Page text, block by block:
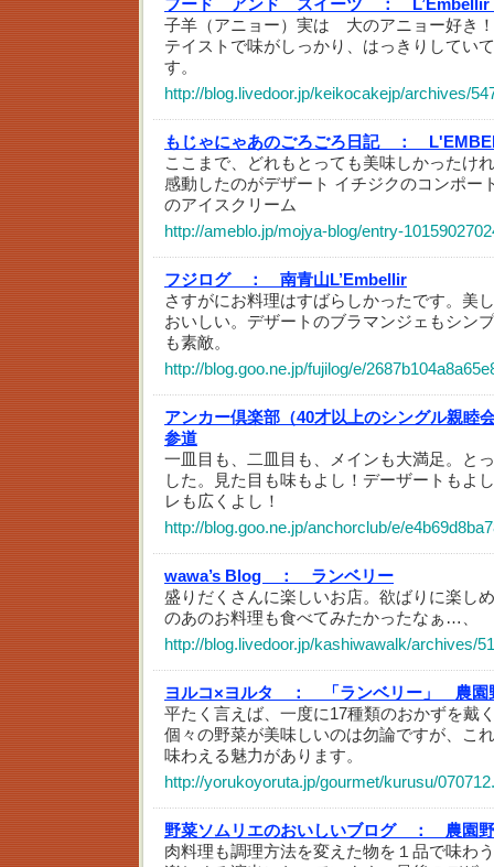
フード アンド スイーツ ：
子羊（アニョー）実は 大のアニョー好き
テイストで味がしっかり、はっきりしてい
す。
http://blog.livedoor.jp/keikocakejp/archives/
もじゃにゃあのごろごろ日記 ：
ここまで、どれもとっても美味しかったけ
感動したのがデザート イチジクのコンポー
のアイスクリーム
http://ameblo.jp/mojya-blog/entry-
フジログ ：
南青山L’Embellir
さすがにお料理はすばらしかったです。美
おいしい。デザートのブラマンジェもシン
も素敵。
http://blog.goo.ne.jp/fujilog/e/
アンカー倶楽部（40才以上のシングル親
参道
一皿目も、二皿目も、メインも大満足。と
した。見た目も味もよし！デーザートもよ
レも広くよし！
http://blog.goo.ne.jp/anchorclub/e/
wawa’s Blog ：
ランベリー
盛りだくさんに楽しいお店。欲ばりに楽し
のあのお料理も食べてみたかったなぁ…、
http://blog.livedoor.jp/kashiwawalk/archives/
ヨルコ×ヨルタ ：
「ランベリー」 農園
平たく言えば、一度に17種類のおかずを戴
個々の野菜が美味しいのは勿論ですが、こ
味わえる魅力があります。
http://yorukoyoruta.jp/gourmet/kurusu/
野菜ソムリエのおいしいブログ ：
農園
肉料理も調理方法を変えた物を１品で味わ